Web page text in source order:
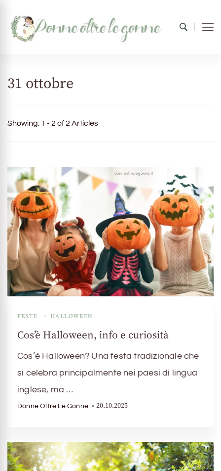
31 ottobre
Showing: 1 - 2 of 2 Articles
FESTE HALLOWEEN
Cos’è Halloween, info e curiosità
Cos’è Halloween? Una festa tradizionale che
si celebra principalmente nei paesi di lingua
inglese, ma …
Donne Oltre Le Gonne 20.10.2025